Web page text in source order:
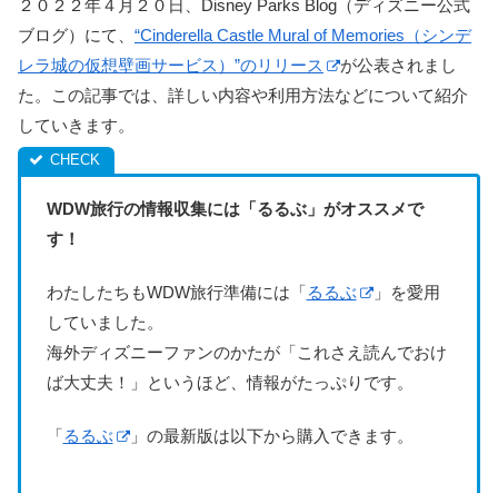
２０２２年４月２０日、Disney Parks Blog（ディズニー公式
ブログ）にて、 “Cinderella Castle Mural of Memories（シンデ
レラ城の仮想壁画サービス）”のリリース
が公表されまし
た。この記事では、詳しい内容や利用方法などについて紹介
していきます。
WDW旅行の情報収集には「るるぶ」がオススメで
す！
わたしたちもWDW旅行準備には「るるぶ
」を愛用
していました。
海外ディズニーファンのかたが「これさえ読んでおけ
ば大丈夫！」というほど、情報がたっぷりです。
「るるぶ 」の最新版は以下から購入できます。